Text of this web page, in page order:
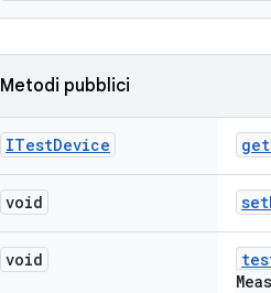
Metodi pubblici
ITestDevice get
void set
void